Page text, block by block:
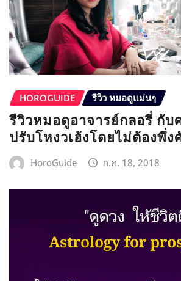
HOROGUIDE รีวิว หมอดูแม่นๆ
รีวิวหมอดูอาจารย์กลอรี่ กับ
ปรับโหงวเฮ้งโดยไม่ต้องพึ่
HoroGuide ก.ค. 18, 2018